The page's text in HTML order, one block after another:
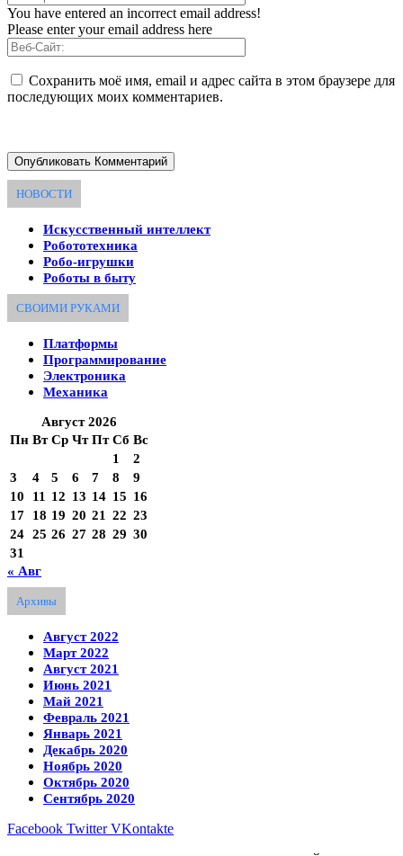
You have entered an incorrect email address!
Please enter your email address here
Сохранить моё имя, email и адрес сайта в этом браузере для
последующих моих комментариев.
НОВОСТИ
Искусственный интеллект
Робототехника
Робо-игрушки
Роботы в быту
СВОИМИ РУКАМИ
Платформы
Программирование
Электроника
Механика
Август 2026
Пн Вт Ср Чт Пт Сб Вс
1
2
3
4 5 6 7 8
9
10
11 12 13 14 15 16
17
18 19 20 21 22 23
24 25 26 27 28 29 30
31
« Авг
Архивы
Август 2022
Март 2022
Август 2021
Июнь 2021
Май 2021
Февраль 2021
Январь 2021
Декабрь 2020
Ноябрь 2020
Октябрь 2020
Сентябрь 2020
Facebook Twitter VKontakte